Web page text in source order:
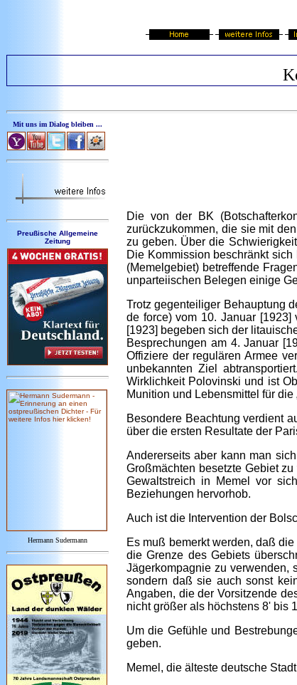
Mit uns im Dialog bleiben ...
Preußische Allgemeine
Zeitung
Hermann Sudermann
Die von der BK
zurückzukommen, die sie mit
zu geben. Über die
Die Kommission beschränkt
(Memelgebiet) betreffende
unparteiischen Belegen einige
Trotz gegenteiliger Behauptung
de force) vom 10. Januar
[1923] begeben sich der
Besprechungen am 4. Januar
Offiziere der regulären Armee
unbekannten Ziel
Wirklichkeit Polovinski und ist
Munition und Lebensmittel für
Besondere Beachtung verdient
über die ersten Resultate der
Andererseits aber kann man
Großmächten besetzte Gebiet
Gewaltstreich in Memel vor
Beziehungen hervorhob.
Auch ist die Intervention der
Es muß bemerkt werden, daß
die Grenze des Gebiets
Jägerkompagnie zu verwenden,
sondern daß sie auch sonst
Angaben, die der Vorsitzende
nicht größer als höchstens 8' bis
Um die Gefühle und
geben.
Memel, die älteste deutsche